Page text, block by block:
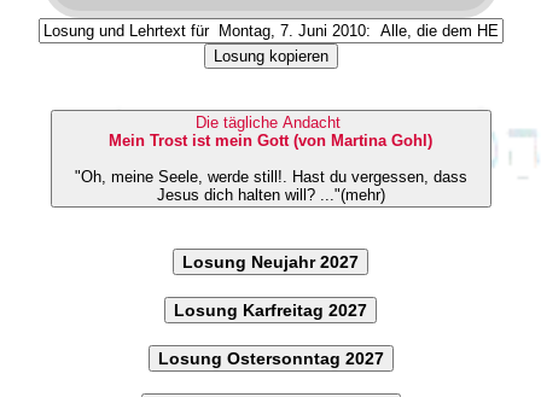
Losung kopieren
Die tägliche Andacht
Mein Trost ist mein Gott (von Martina Gohl)
"Oh, meine Seele, werde still!. Hast du vergessen, dass
Jesus dich halten will? ..."(mehr)
Losung Neujahr 2027
Losung Karfreitag 2027
Losung Ostersonntag 2027